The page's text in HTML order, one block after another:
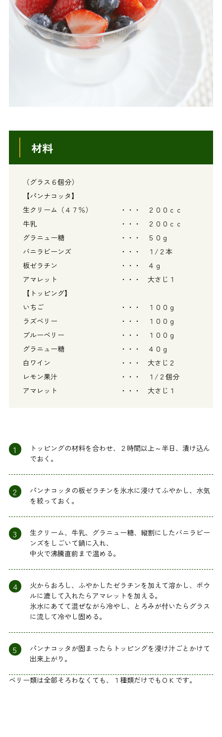
材料
（グラス６個分）
【パンナコッタ】
生クリーム（４７％） ・・・ ２００ｃｃ
牛乳 ・・・ ２００ｃｃ
グラニュー糖 ・・・ ５０ｇ
バニラビーンズ ・・・ １/２本
板ゼラチン ・・・ ４ｇ
アマレット ・・・ 大さじ１
【トッピング】
いちご ・・・ １００ｇ
ラズベリー ・・・ １００ｇ
ブルーベリー ・・・ １００ｇ
グラニュー糖 ・・・ ４０ｇ
白ワイン ・・・ 大さじ２
レモン果汁 ・・・ １/２個分
アマレット ・・・ 大さじ１
1
トッピングの材料を合わせ、２時間以上～半日、漬け込ん
でおく。
2
パンナコッタの板ゼラチンを氷水に浸けてふやかし、水気
を絞っておく。
3
生クリーム、牛乳、グラニュー糖、縦割にしたバニラビー
ンズをしごいて鍋に入れ、
中火で沸騰直前まで温める。
4
火からおろし、ふやかしたゼラチンを加えて溶かし、ボウ
ルに漉して入れたらアマレットを加える。
氷水にあてて混ぜながら冷やし、とろみが付いたらグラス
に流して冷やし固める。
5
パンナコッタが固まったらトッピングを浸け汁ごとかけて
出来上がり。
ベリー類は全部そろわなくても、１種類だけでもＯＫです。